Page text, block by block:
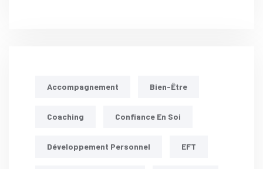
Accompagnement Bien-Être
Coaching Confiance En Soi
Développement Personnel EFT